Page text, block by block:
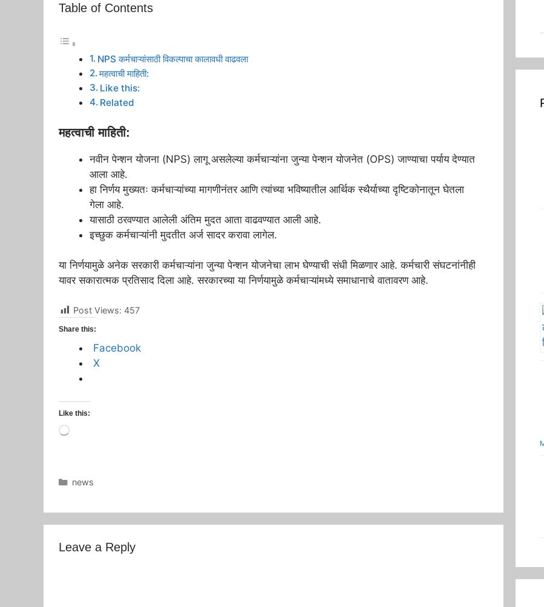
Table of Contents
NPS कर्मचाऱ्यांसाठी विकल्पाचा कालावधी वाढवला
महत्वाची माहिती:
Like this:
Related
महत्वाची माहिती:
नवीन पेन्शन योजना (NPS) लागू असलेल्या कर्मचाऱ्यांना जुन्या पेन्शन योजनेत (OPS) जाण्याचा पर्याय देण्यात
आला आहे.
हा निर्णय मुख्यतः कर्मचाऱ्यांच्या मागणीनंतर आणि त्यांच्या भविष्यातील आर्थिक स्थैर्याच्या दृष्टिकोनातून घेतला
गेला आहे.
यासाठी ठरवण्यात आलेली अंतिम मुदत आता वाढवण्यात आली आहे.
इच्छुक कर्मचाऱ्यांनी मुदतीत अर्ज सादर करावा लागेल.
या निर्णयामुळे अनेक सरकारी कर्मचाऱ्यांना जुन्या पेन्शन योजनेचा लाभ घेण्याची संधी मिळणार आहे. कर्मचारी संघटनांनीही
यावर सकारात्मक प्रतिसाद दिला आहे. सरकारच्या या निर्णयामुळे कर्मचाऱ्यांमध्ये समाधानाचे वातावरण आहे.
Post Views: 457
Share this:
Facebook
X
Like this:
Loading…
Categories
news
Leave a Reply